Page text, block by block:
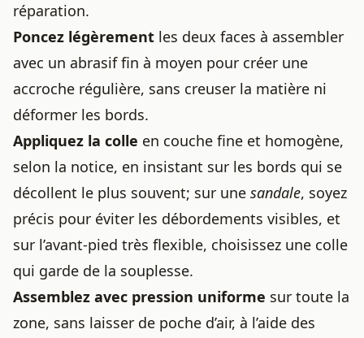
réparation.
Poncez légèrement les deux faces à assembler
avec un abrasif fin à moyen pour créer une
accroche régulière, sans creuser la matière ni
déformer les bords.
Appliquez la colle en couche fine et homogène,
selon la notice, en insistant sur les bords qui se
décollent le plus souvent; sur une sandale, soyez
précis pour éviter les débordements visibles, et
sur l’avant-pied très flexible, choisissez une colle
qui garde de la souplesse.
Assemblez avec pression uniforme sur toute la
zone, sans laisser de poche d’air, à l’aide des